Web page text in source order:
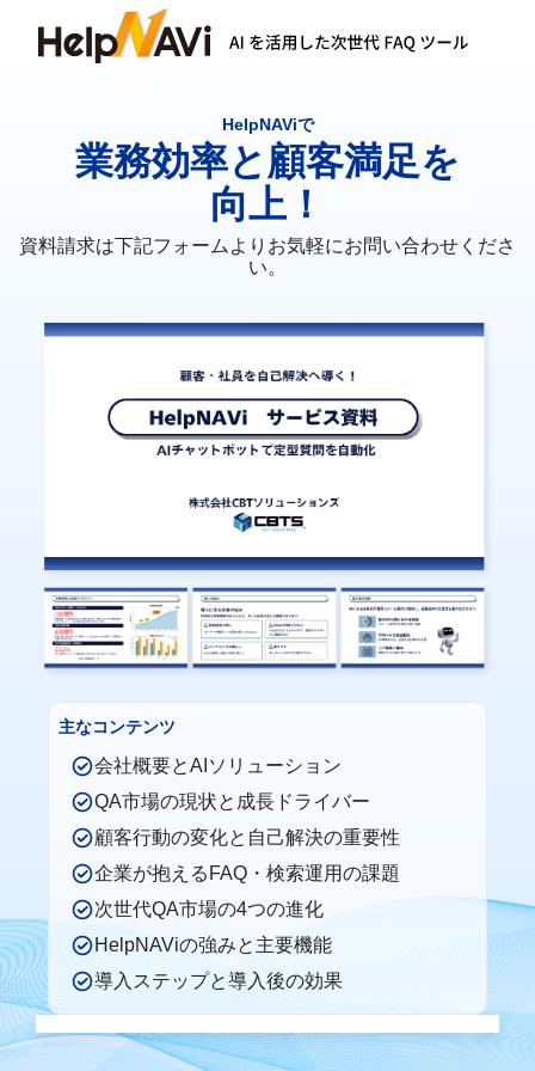
HelpNAViで
業務効率と顧客満足を
向上！
資料請求は下記フォームよりお気軽にお問い合わせくださ
い。
主なコンテンツ
会社概要とAIソリューション
QA市場の現状と成長ドライバー
顧客行動の変化と自己解決の重要性
企業が抱えるFAQ・検索運用の課題
次世代QA市場の4つの進化
HelpNAViの強みと主要機能
導入ステップと導入後の効果